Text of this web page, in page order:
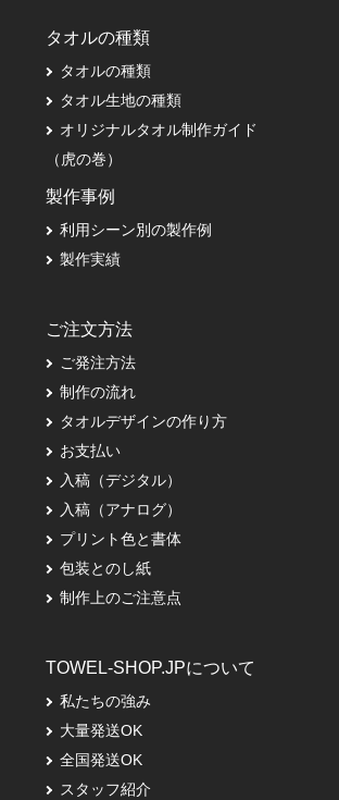
タオルの種類
タオルの種類
タオル生地の種類
オリジナルタオル制作ガイド
（虎の巻）
製作事例
利用シーン別の製作例
製作実績
ご注文方法
ご発注方法
制作の流れ
タオルデザインの作り方
お支払い
入稿（デジタル）
入稿（アナログ）
プリント色と書体
包装とのし紙
制作上のご注意点
TOWEL-SHOP.JPについて
私たちの強み
大量発送OK
全国発送OK
スタッフ紹介